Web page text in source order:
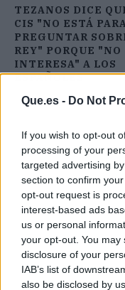
Que.es - Do Not
If you wish to opt-out
processing of your
targeted advertising
section to confirm
opt-out request is
interest-based ads
us or personal
your opt-out. You
disclosure of your
IAB’s list of
also be disclosed by
TEZANOS DICE
CIS "NO ESTÁ
PREGUNTAR
REY" PORQUE "NO
INTERESA" A LOS
ESPAÑOLES